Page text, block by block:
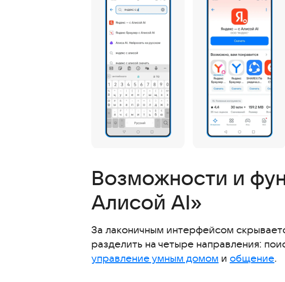
Возможности и
Алисой AI»
За лаконичным интерфейсом
разделить на четыре направления:
управление умным домом и общение.